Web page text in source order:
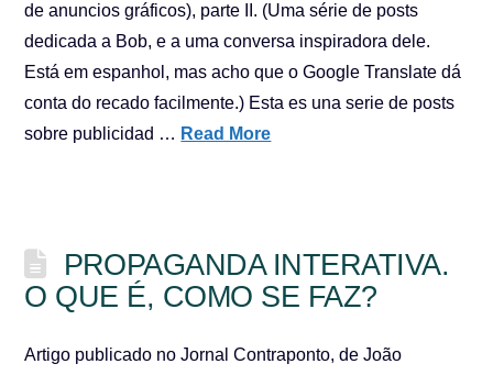
de anuncios gráficos), parte II. (Uma série de posts
dedicada a Bob, e a uma conversa inspiradora dele.
Está em espanhol, mas acho que o Google Translate dá
conta do recado facilmente.) Esta es una serie de posts
sobre publicidad … Read More
PROPAGANDA INTERATIVA.
O QUE É, COMO SE FAZ?
Artigo publicado no Jornal Contraponto, de João